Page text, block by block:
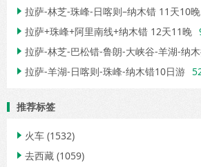
 拉萨-林芝-珠峰-日喀则–纳木错 11天10晚
 拉萨+珠峰+阿里南线+纳木错 12天11晚
 拉萨-林芝-巴松错-鲁朗-大峡谷-羊湖-纳
 拉萨-羊湖-日喀则-珠峰-纳木错10日游
推荐标签
 火车 (1532)
 去西藏 (1059)